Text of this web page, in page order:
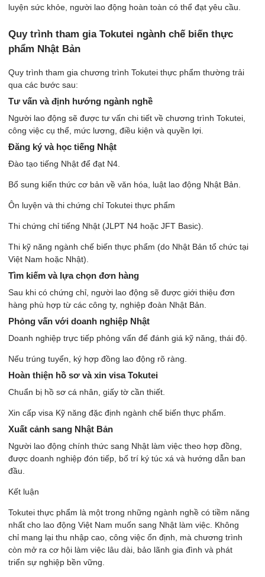
luyện sức khỏe, người lao động hoàn toàn có thể đạt yêu cầu.
Quy trình tham gia Tokutei ngành chế biến thực
phẩm Nhật Bản
Quy trình tham gia chương trình Tokutei thực phẩm thường trải
qua các bước sau:
Tư vấn và định hướng ngành nghề
Người lao động sẽ được tư vấn chi tiết về chương trình Tokutei,
công việc cụ thể, mức lương, điều kiện và quyền lợi.
Đăng ký và học tiếng Nhật
Đào tạo tiếng Nhật để đạt N4.
Bổ sung kiến thức cơ bản về văn hóa, luật lao động Nhật Bản.
Ôn luyện và thi chứng chỉ Tokutei thực phẩm
Thi chứng chỉ tiếng Nhật (JLPT N4 hoặc JFT Basic).
Thi kỹ năng ngành chế biến thực phẩm (do Nhật Bản tổ chức tại
Việt Nam hoặc Nhật).
Tìm kiếm và lựa chọn đơn hàng
Sau khi có chứng chỉ, người lao động sẽ được giới thiệu đơn
hàng phù hợp từ các công ty, nghiệp đoàn Nhật Bản.
Phỏng vấn với doanh nghiệp Nhật
Doanh nghiệp trực tiếp phỏng vấn để đánh giá kỹ năng, thái độ.
Nếu trúng tuyển, ký hợp đồng lao động rõ ràng.
Hoàn thiện hồ sơ và xin visa Tokutei
Chuẩn bị hồ sơ cá nhân, giấy tờ cần thiết.
Xin cấp visa Kỹ năng đặc định ngành chế biến thực phẩm.
Xuất cảnh sang Nhật Bản
Người lao động chính thức sang Nhật làm việc theo hợp đồng,
được doanh nghiệp đón tiếp, bố trí ký túc xá và hướng dẫn ban
đầu.
Kết luận
Tokutei thực phẩm là một trong những ngành nghề có tiềm năng
nhất cho lao động Việt Nam muốn sang Nhật làm việc. Không
chỉ mang lại thu nhập cao, công việc ổn định, mà chương trình
còn mở ra cơ hội làm việc lâu dài, bảo lãnh gia đình và phát
triển sự nghiệp bền vững.